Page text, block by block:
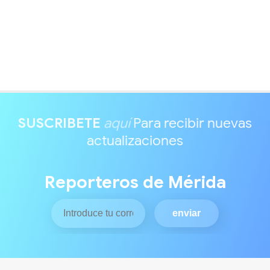
SUSCRIBETE aquíPara recibir nuevas
actualizaciones
Reporteros de Mérida